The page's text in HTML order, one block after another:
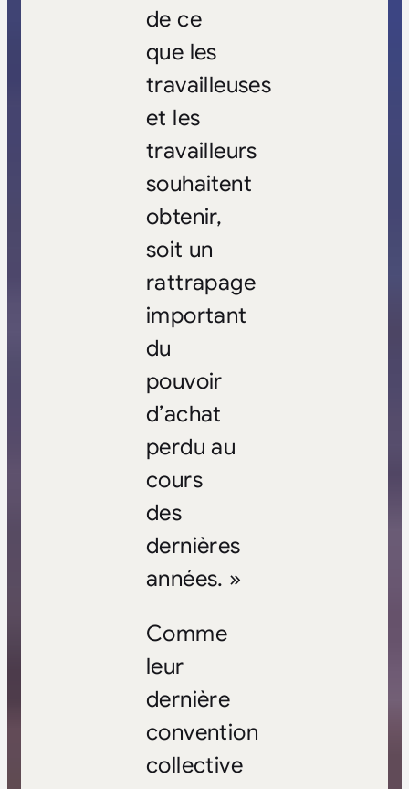
de ce
que les
travailleuses
et les
travailleurs
souhaitent
obtenir,
soit un
rattrapage
important
du
pouvoir
d’achat
perdu au
cours
des
dernières
années. »
Comme
leur
dernière
convention
collective